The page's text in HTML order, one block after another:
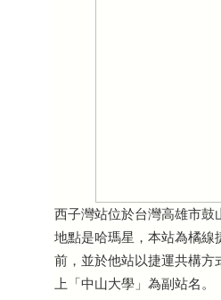
西子灣站位於台灣高雄市
地點是哈瑪星，本站為橘
前，並於他站以捷運共構
上「中山大學」為副站名